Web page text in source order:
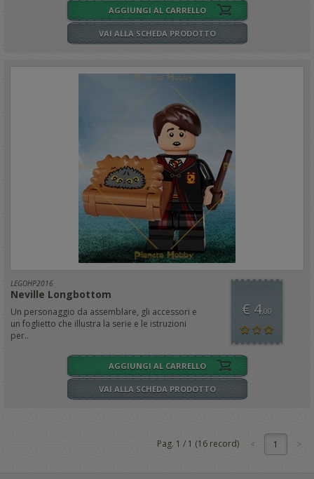
AGGIUNGI AL CARRELLO
VAI ALLA SCHEDA PRODOTTO
LEGOHP2016
Neville Longbottom
Un personaggio da assemblare, gli accessori e
un foglietto che illustra la serie e le istruzioni
per..
€ 4,00
AGGIUNGI AL CARRELLO
VAI ALLA SCHEDA PRODOTTO
Pag. 1 / 1 (16 record) 1